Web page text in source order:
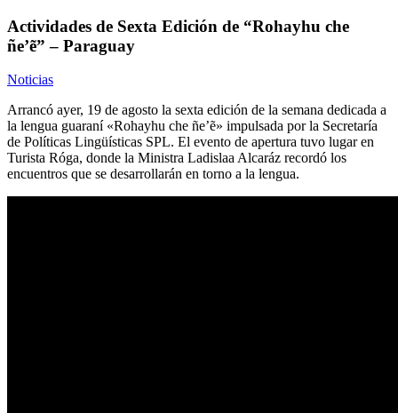
Actividades de Sexta Edición de “Rohayhu che
ñe’ẽ” – Paraguay
Noticias
Arrancó ayer, 19 de agosto la sexta edición de la semana dedicada a
la lengua guaraní «Rohayhu che ñe’ẽ» impulsada por la Secretaría
de Políticas Lingüísticas SPL. El evento de apertura tuvo lugar en
Turista Róga, donde la Ministra Ladislaa Alcaráz recordó los
encuentros que se desarrollarán en torno a la lengua.